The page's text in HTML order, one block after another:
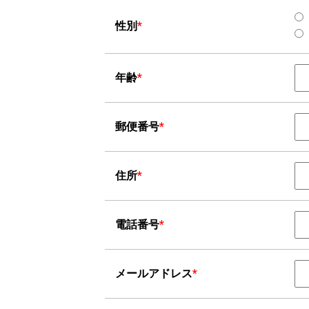
性別*
年齢*
郵便番号*
住所*
電話番号*
メールアドレス*